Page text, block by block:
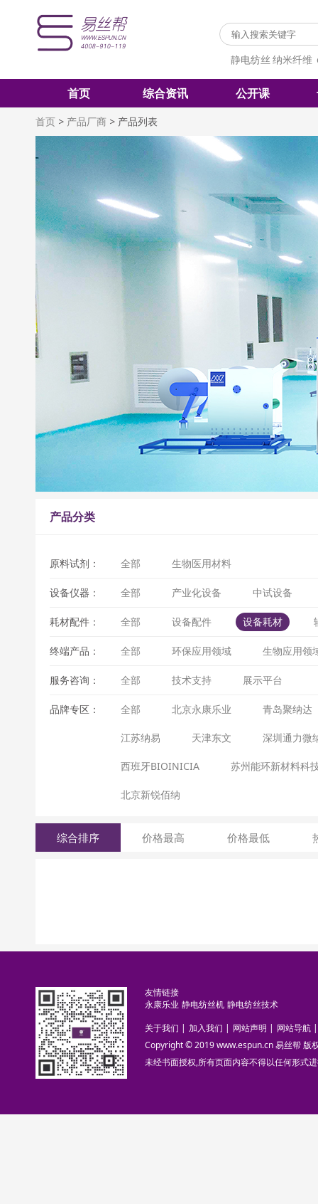
静电纺丝 纳米纤维
首页 综合资讯 公开课
首页 > 产品厂商 > 产品列表
产品分类
原料试剂： 全部 生物医用材料
设备仪器： 全部 产业化设备 中试设备
耗材配件： 全部 设备配件 设备耗材
终端产品： 全部 环保应用领域 生物应用领
服务咨询： 全部 技术支持 展示平台
品牌专区： 全部 北京永康乐业 青岛聚纳达
江苏纳易 天津东文 深圳通力微
西班牙BIOINICIA 苏州能环新材料科
北京新锐佰纳
综合排序 价格最高 价格最低
友情链接
永康乐业 静电纺丝机 静电纺丝技术
关于我们 | 加入我们 | 网站声明 | 网站导航 |
Copyright © 2019 www.espun.cn 易丝帮 版
未经书面授权,所有页面内容不得以任何形式